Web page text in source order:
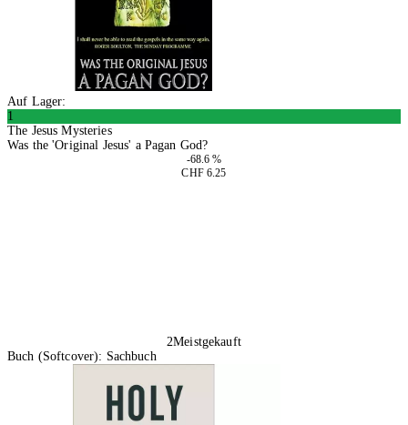
Auf Lager:
1
The Jesus Mysteries
Was the 'Original Jesus' a Pagan God?
-68.6 %
CHF 6.25
2Meistgekauft
Buch (Softcover): Sachbuch